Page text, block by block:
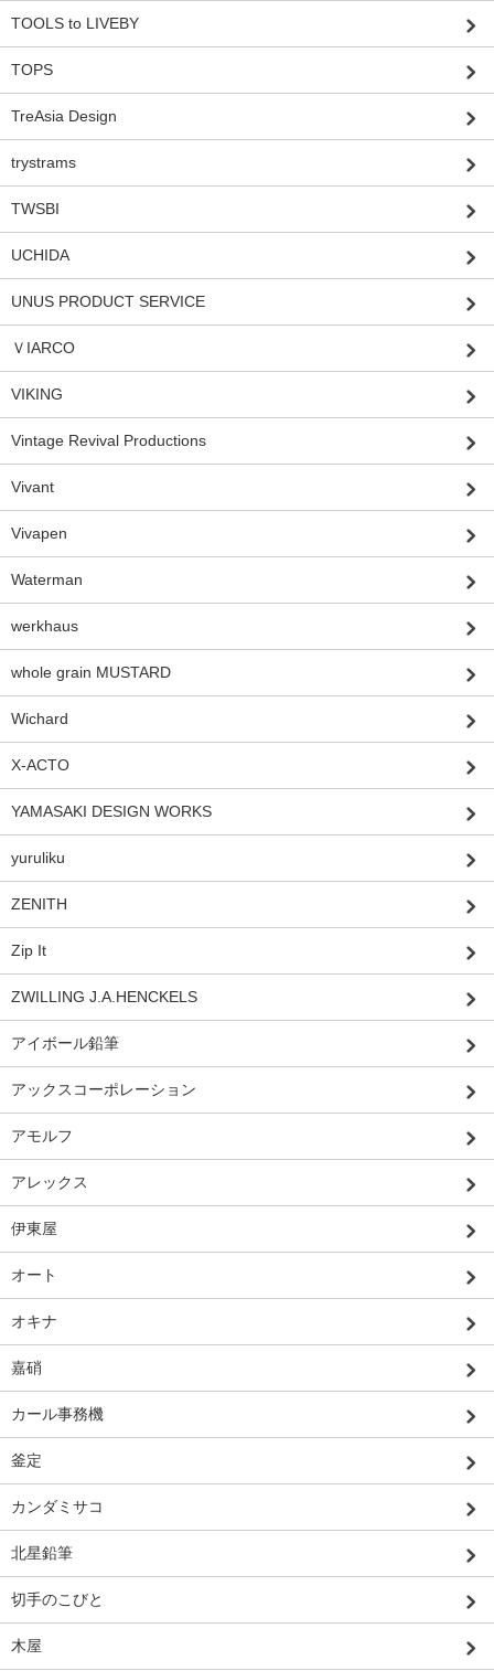
TOOLS to LIVEBY
TOPS
TreAsia Design
trystrams
TWSBI
UCHIDA
UNUS PRODUCT SERVICE
ＶIARCO
VIKING
Vintage Revival Productions
Vivant
Vivapen
Waterman
werkhaus
whole grain MUSTARD
Wichard
X-ACTO
YAMASAKI DESIGN WORKS
yuruliku
ZENITH
Zip It
ZWILLING J.A.HENCKELS
アイボール鉛筆
アックスコーポレーション
アモルフ
アレックス
伊東屋
オート
オキナ
嘉硝
カール事務機
釜定
カンダミサコ
北星鉛筆
切手のこびと
木屋